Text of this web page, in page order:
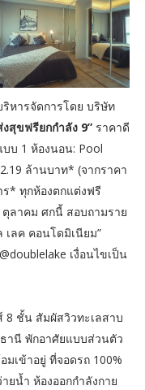
หารจัดการโดย บริษัท
งสุขฟรียกกำลัง 9”ราคาดี
บ 1 ห้องนอน: Pool
ล้านบาท* (จากราคา
* ทุกห้องตกแต่งฟรี
ตุลาคม ศกนี้ สอบถามราย
เลค คอนโดมิเนียม”
เงื่อนไขเป็น
8 ชั้น สัมผัสวิวทะเลสาบ
ธานี พักอาศัยแบบส่วนตัว
มเข้าอยู่ ที่จอดรถ 100%
ยน้ำ ห้องออกกำลังกาย